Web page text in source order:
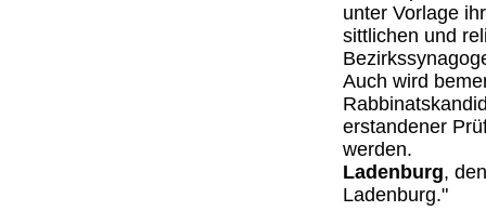
unter Vorlage
sittlichen und
Auch wird
erstandener
werden.
Ladenburg,
Ladenburg."